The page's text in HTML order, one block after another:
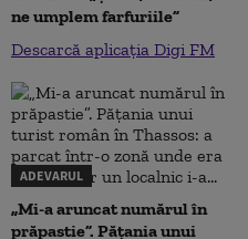
ne umplem farfuriile”
Descarcă aplicația Digi FM
ADEVARUL
„Mi-a aruncat numărul în
prăpastie”. Pățania unui